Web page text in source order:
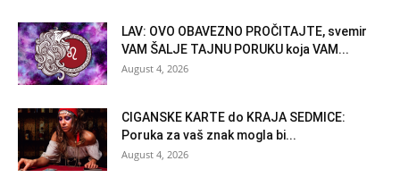
LAV: OVO OBAVEZNO PROČITAJTE, svemir
VAM ŠALJE TAJNU PORUKU koja VAM...
August 4, 2026
CIGANSKE KARTE do KRAJA SEDMICE:
Poruka za vaš znak mogla bi...
August 4, 2026